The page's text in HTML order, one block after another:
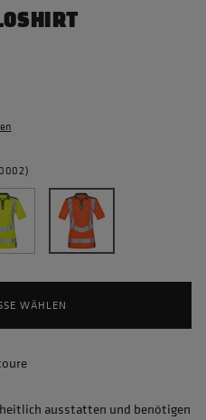
WÄHLEN
ausstatten und benötigen